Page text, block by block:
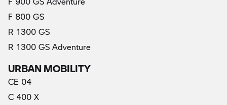
F 800 GS
R 1300 GS
R 1300 GS Adventure
URBAN MOBILITY
CE 04
C 400 X